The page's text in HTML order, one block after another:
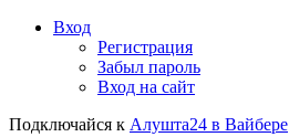
Вход
Регистрация
Забыл пароль
Вход на сайт
Подключайся к Алушта24 в Вайбере